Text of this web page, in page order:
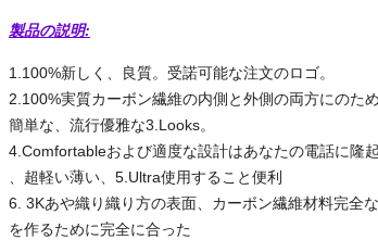
製品の説明:
1.100%新しく、良質。受諾可能な注文のロゴ。
2.100%実質カーボン繊維の内側と外側の両方にのため
簡単な、流行優雅な3.Looks。
4.Comfortableおよび適度な設計はあなたの電話に隆
、超軽い薄い、5.Ultra使用すること便利
6. 3Kあや織り織り方の表面、カーボン繊維材料完全
を作るために完全に合った